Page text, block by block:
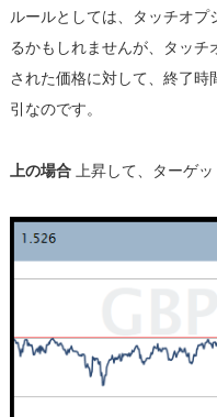
ルールとしては、タッチオ
るかもしれませんが、タッチ
された価格に対して、終了時
引なのです。
上の場合 上昇して、ターゲ